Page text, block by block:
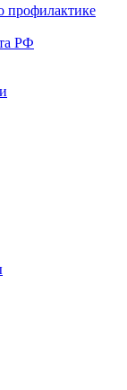
профилактике
РФ